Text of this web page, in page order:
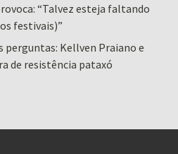
“Talvez esteja faltando
festivais)”
perguntas: Kellven Praiano e
de resistência pataxó